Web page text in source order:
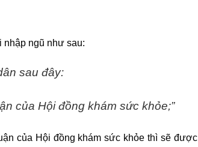
nhập ngũ như sau:
sau đây:
của Hội đồng khám sức khỏe;”
của Hội đồng khám sức khỏe thì sẽ được